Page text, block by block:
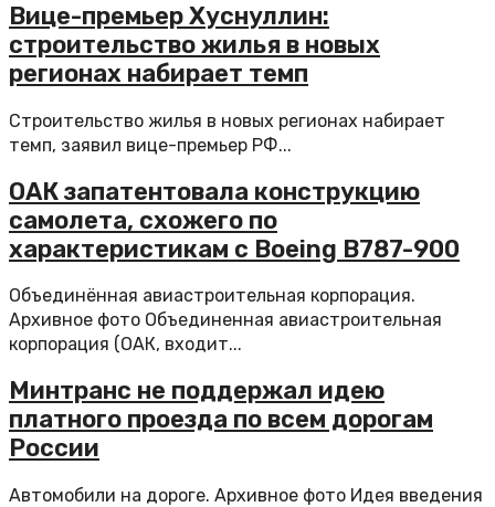
Вице-премьер Хуснуллин:
строительство жилья в новых
регионах набирает темп
Строительство жилья в новых регионах набирает
темп, заявил вице-премьер РФ...
ОАК запатентовала конструкцию
самолета, схожего по
характеристикам с Boeing B787-900
Объединённая авиастроительная корпорация.
Архивное фото Объединенная авиастроительная
корпорация (ОАК, входит...
Минтранс не поддержал идею
платного проезда по всем дорогам
России
Автомобили на дороге. Архивное фото Идея введения